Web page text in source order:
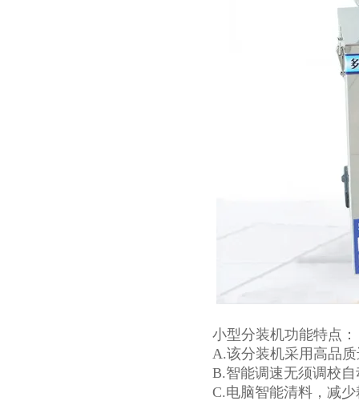
小型分装机功能特点：
A.该分装机采用高品
B.智能调速无须调校
C.电脑智能清料，减